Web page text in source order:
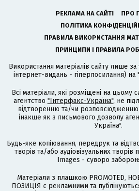
РЕКЛАМА НА САЙТІ
ПРО
ПОЛІТИКА
ПРАВИЛА ВИКОРИСТАННЯ
ПРИНЦИПИ І ПРАВИЛА
Використання матеріалів сайту лише
інтернет-видань - гіперпосилання) на
Всі матеріали, які розміщені на цьому
агентство "Інтерфакс-Україна", не
відтворенню та/чи розповсюдженню
інакше як з письмового дозволу
Україна".
Будь-яке копіювання, передрук та
творів та/або аудіовізуальних
Images - суворо
Матеріали з плашкою PROMOTED,
ПОЗИЦІЯ є рекламними та